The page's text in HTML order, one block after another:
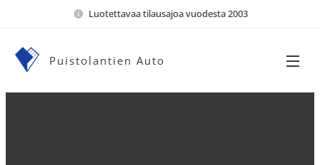
Luotettavaa tilausajoa vuodesta 2003
Puistolantien Auto